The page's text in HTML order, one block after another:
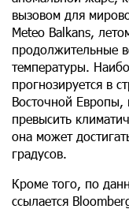
вызовом для
Meteo Balkans,
продолжительные
температуры.
прогнозируется в
Восточной Европы,
превысить
она может
градусов.
Кроме того, по
ссылается